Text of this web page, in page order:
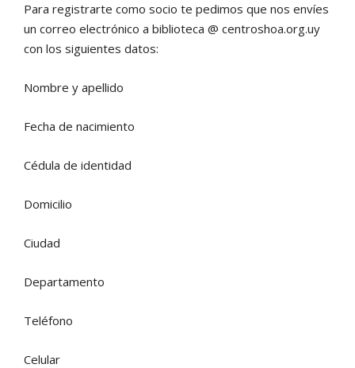
Para registrarte como socio te pedimos que nos envíes
un correo electrónico a biblioteca @ centroshoa.org.uy
con los siguientes datos:
Nombre y apellido
Fecha de nacimiento
Cédula de identidad
Domicilio
Ciudad
Departamento
Teléfono
Celular